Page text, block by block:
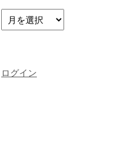
Archive
ログイン